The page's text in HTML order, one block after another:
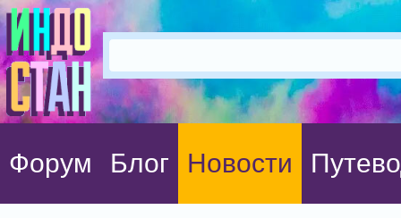
Форум Блог Новости